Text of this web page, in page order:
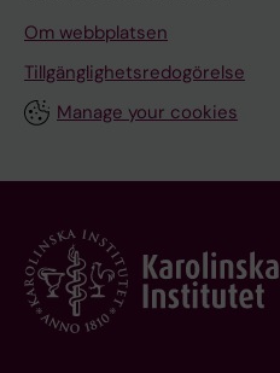
Om webbplatsen
Tillgänglighetsredogörelse
Manage your cookies